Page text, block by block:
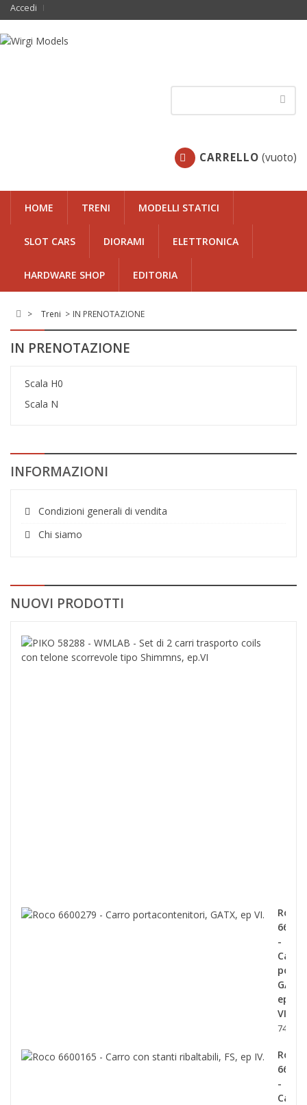
Accedi
CARRELLO (vuoto)
HOME TRENI MODELLI STATICI
SLOT CARS DIORAMI ELETTRONICA
HARDWARE SHOP EDITORIA
> Treni > IN PRENOTAZIONE
IN PRENOTAZIONE
Scala H0
Scala N
INFORMAZIONI
Condizioni generali di vendita
Chi siamo
NUOVI PRODOTTI
Roco
-
Carro
GATX,
ep
VI.
74,90 €
Roco
-
Carro